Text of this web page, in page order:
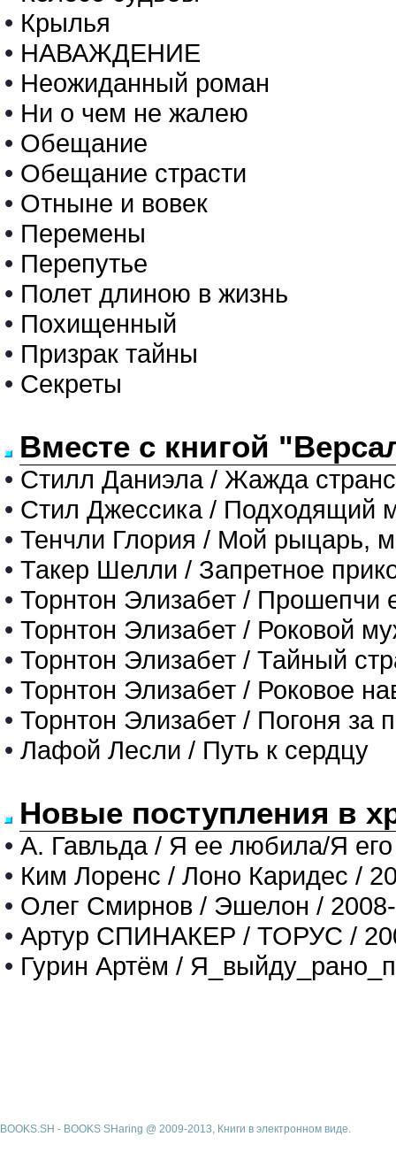
• Крылья
• НАВАЖДЕНИЕ
• Неожиданный роман
• Ни о чем не жалею
• Обещание
• Обещание страсти
• Отныне и вовек
• Перемены
• Перепутье
• Полет длиною в жизнь
• Похищенный
• Призрак тайны
• Секреты
Вместе с книгой
• Стилл Даниэла / Жажда
• Стил Джессика / Подходящий
• Тенчли Глория / Мой рыцарь,
• Такер Шелли / Запретное
• Торнтон Элизабет / Прошепчи
• Торнтон Элизабет / Роковой
• Торнтон Элизабет / Тайный
• Торнтон Элизабет / Роковое
• Торнтон Элизабет / Погоня за
• Лафой Лесли / Путь к сердцу
Новые поступления в
• А. Гавльда / Я ее любила/Я
• Ким Лоренс / Лоно Каридес /
• Олег Смирнов / Эшелон /
• Артур СПИНАКЕР / ТОРУС /
• Гурин Артём /
BOOKS.SH - BOOKS SHaring @ 2009-2013, Книги в электронном виде.